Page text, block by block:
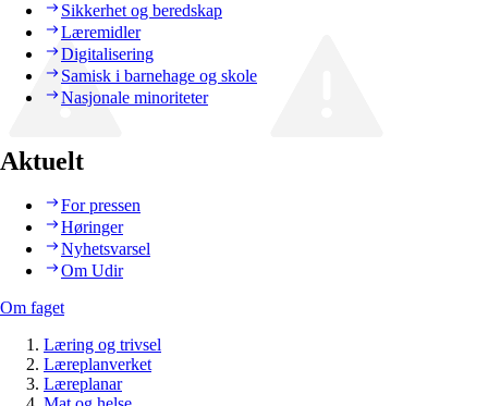
Sikkerhet og beredskap
Læremidler
Digitalisering
Samisk i barnehage og skole
Nasjonale minoriteter
Aktuelt
For pressen
Høringer
Nyhetsvarsel
Om Udir
Om faget
Læring og trivsel
Læreplanverket
Læreplanar